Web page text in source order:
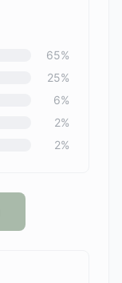
65%
25%
6%
2%
2%